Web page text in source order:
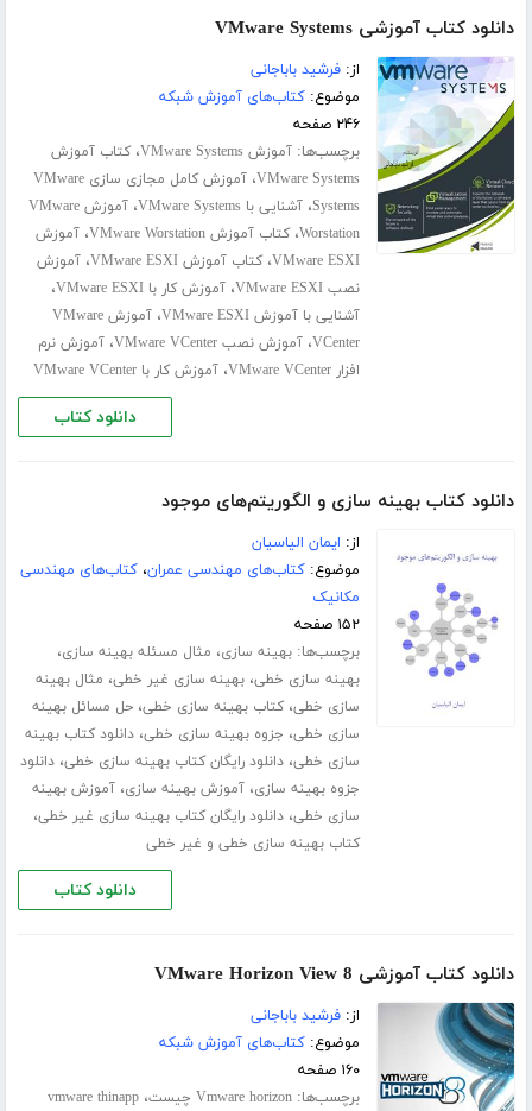
دانلود کتاب آموزشی VMware Systems
از:فرشید باباجانی
موضوع:کتاب‌های آموزش شبکه
۲۴۶ صفحه
برچسب‌ها:آموزش VMware Systems ،کتاب آموزش
VMware Systems،
آموزش کامل مجازی سازی VMware
Systems،آشنایی با VMware Systems ،
آموزش VMware
Worstation،کتاب آموزش VMware Worstation ،آموزش
VMware ESXI،کتاب آموزش VMware ESXI ،آموزش
نصب VMware ESXI
،آموزش کار با VMware ESXI ،
آشنایی با آموزش VMware ESXI ،
آموزش VMware
VCenter،آموزش نصب VMware VCenter ،آموزش نرم
افزار VMware VCenter
،آموزش کار با VMware VCenter
دانلود کتاب
دانلود کتاب بهینه سازی و الگوریتم‌های موجود
از: ایمان الیاسیان
موضوع:کتاب‌های مهندسی عمران،کتاب‌های مهندسی
مکانیک
۱۵۲ صفحه
برچسب‌ها:بهینه سازی، مثال مسئله بهینه سازی،
بهینه سازی خطی،بهینه سازی غیر خطی، مثال بهینه
سازی خطی،کتاب بهینه سازی خطی،حل مسائل بهینه
سازی خطی، جزوه بهینه سازی خطی،دانلود کتاب بهینه
سازی خطی،دانلود رایگان کتاب بهینه سازی خطی،دانلود
جزوه بهینه سازی،آموزش بهینه سازی،آموزش بهینه
سازی خطی،دانلود رایگان کتاب بهینه سازی غیر خطی،
کتاب بهینه سازی خطی و غیر خطی
دانلود کتاب
دانلود کتاب آموزشی VMware Horizon View 8
از:فرشید باباجانی
موضوع:کتاب‌های آموزش شبکه
۱۶۰ صفحه
برچسب‌ها:Vmware horizon چیست ،vmware thinapp